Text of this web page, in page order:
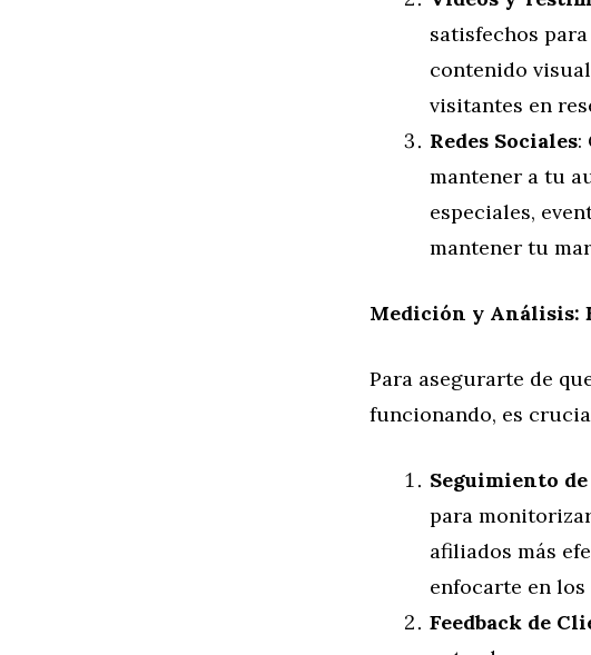
satisfechos
contenido
visitantes en
Redes Sociales:
mantener a tu
especiales,
mantener tu
Medición y Análisis:
Para asegurarte de
funcionando, es
Seguimiento
para
afiliados más
enfocarte en los
Feedback de